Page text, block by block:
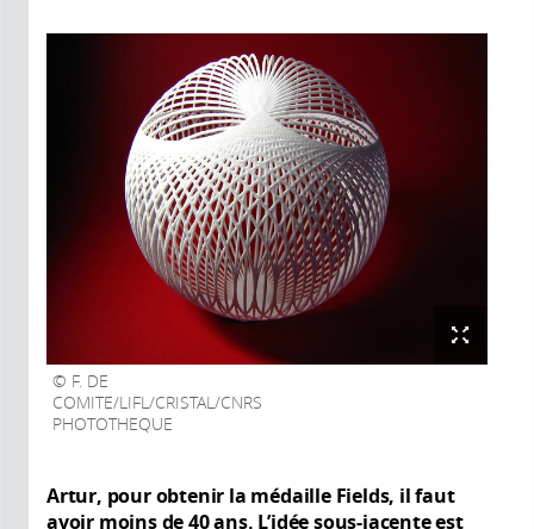
F. DE
COMITE/LIFL/CRISTAL/CNRS
PHOTOTHEQUE
Artur, pour obtenir la médaille Fields, il faut
avoir moins de 40 ans. L’idée sous-jacente est